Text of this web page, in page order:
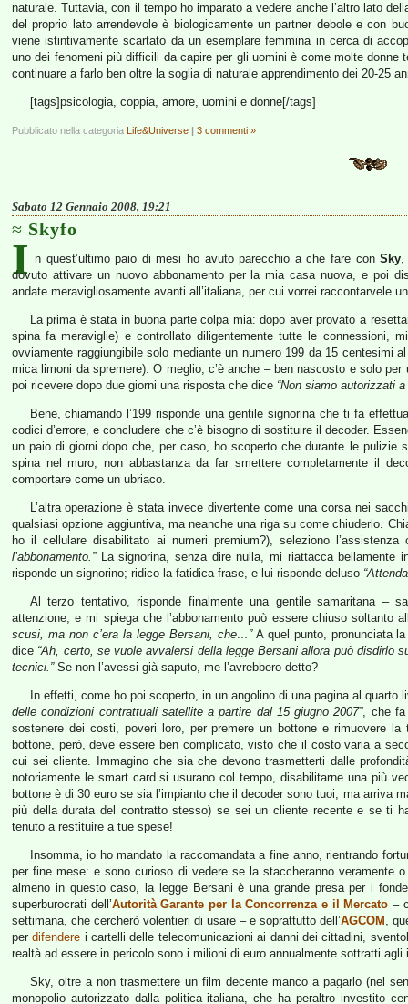
naturale. Tuttavia, con il tempo ho imparato a vedere anche l’altro lato
del proprio lato arrendevole è biologicamente un partner debole e con
viene istintivamente scartato da un esemplare femmina in cerca di
uno dei fenomeni più difficili da capire per gli uomini è come molte
continuare a farlo ben oltre la soglia di naturale apprendimento dei 20-25
[tags]psicologia, coppia, amore, uomini e donne[/tags]
Pubblicato nella categoria Life&Universe | 3 commenti »
Sabato 12 Gennaio 2008, 19:21
Skyfo
I n quest’ultimo paio di mesi ho avuto parecchio a che fare conSky,
dovuto attivare un nuovo abbonamento per la mia casa nuova, e poi
andate meravigliosamente avanti all’italiana, per cui vorrei raccontarvele
La prima è stata in buona parte colpa mia: dopo aver provato a
spina fa meraviglie) e controllato diligentemente tutte le connessioni,
ovviamente raggiungibile solo mediante un numero 199 da 15 centesimi
mica limoni da spremere). O meglio, c’è anche – ben nascosto e solo
poi ricevere dopo due giorni una risposta che dice “Non siamo autorizzati
Bene, chiamando l’199 risponde una gentile signorina che ti fa
codici d’errore, e concludere che c’è bisogno di sostituire il decoder.
un paio di giorni dopo che, per caso, ho scoperto che durante le pulizie
spina nel muro, non abbastanza da far smettere completamente il
comportare come un ubriaco.
L’altra operazione è stata invece divertente come una corsa nei
qualsiasi opzione aggiuntiva, ma neanche una riga su come chiuderlo.
ho il cellulare disabilitato ai numeri premium?), seleziono
l’abbonamento.”La signorina, senza dire nulla, mi riattacca bellamente
risponde un signorino; ridico la fatidica frase, e lui risponde deluso
Al terzo tentativo, risponde finalmente una gentile samaritana –
attenzione, e mi spiega che l’abbonamento può essere chiuso soltanto
scusi, ma non c’era la legge Bersani, che…”A quel punto, pronunciata
dice “Ah, certo, se vuole avvalersi della legge Bersani allora può disdirlo
tecnici.”Se non l’avessi già saputo, me l’avrebbero detto?
In effetti, come ho poi scoperto, in un angolino di una pagina al
delle condizioni contrattuali satellite a partire dal 15 giugno 2007”, che fa
sostenere dei costi, poveri loro, per premere un bottone e rimuovere
bottone, però, deve essere ben complicato, visto che il costo varia a
cui sei cliente. Immagino che sia che devono trasmetterti dalle
notoriamente le smart card si usurano col tempo, disabilitarne una più
bottone è di 30 euro se sia l’impianto che il decoder sono tuoi, ma arriva
più della durata del contratto stesso) se sei un cliente recente e se ti
tenuto a restituire a tue spese!
Insomma, io ho mandato la raccomandata a fine anno, rientrando
per fine mese: e sono curioso di vedere se la staccheranno veramente
almeno in questo caso, la legge Bersani è una grande presa per i
superburocrati dell’Autorità Garante per la Concorrenza e il Mercato –
settimana, che cercherò volentieri di usare – e soprattutto dell’AGCOM ,
perdifendere i cartelli delle telecomunicazioni ai danni dei cittadini,
realtà ad essere in pericolo sono i milioni di euro annualmente sottratti
Sky, oltre a non trasmettere un film decente manco a pagarlo (nel
monopolio autorizzato dalla politica italiana, che ha peraltro investito